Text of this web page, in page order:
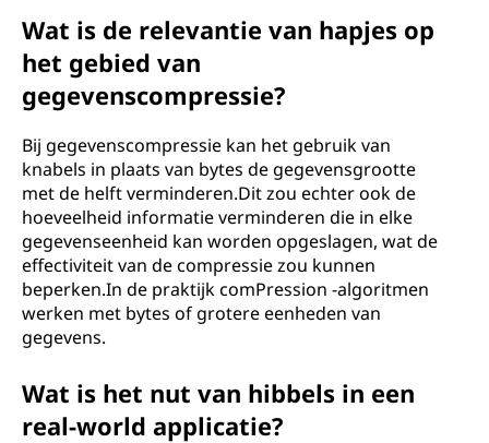
Wat is de relevantie van hapjes op
het gebied van
gegevenscompressie?
Bij gegevenscompressie kan het gebruik van
knabels in plaats van bytes de gegevensgrootte
met de helft verminderen.Dit zou echter ook de
hoeveelheid informatie verminderen die in elke
gegevenseenheid kan worden opgeslagen, wat de
effectiviteit van de compressie zou kunnen
beperken.In de praktijk comPression -algoritmen
werken met bytes of grotere eenheden van
gegevens.
Wat is het nut van hibbels in een
real-world applicatie?